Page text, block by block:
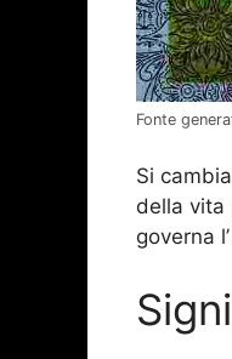
Fonte
Si
della vita
governa l’